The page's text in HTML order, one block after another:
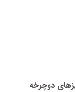
دوچرخه